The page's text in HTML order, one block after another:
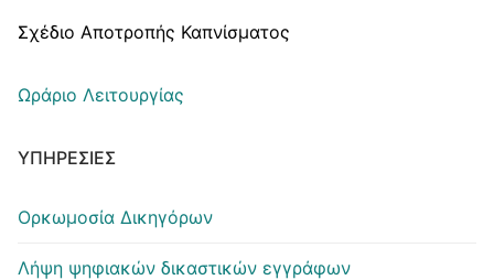
Σχέδιο Αποτροπής Καπνίσματος
Ωράριο Λειτουργίας
ΥΠΗΡΕΣΊΕΣ
Ορκωμοσία Δικηγόρων
Λήψη ψηφιακών δικαστικών εγγράφων